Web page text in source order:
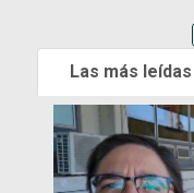
Las más leídas